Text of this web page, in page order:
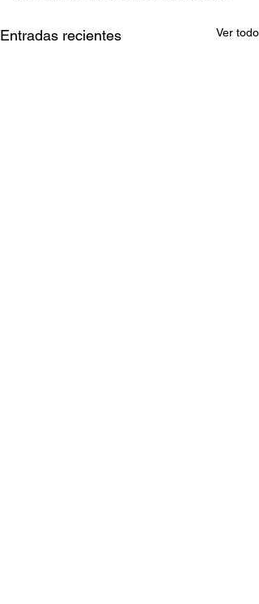
Entradas recientes Ver todo